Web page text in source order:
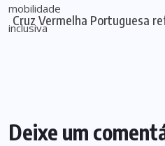
Cruz Vermelha Portuguesa
Deixe um